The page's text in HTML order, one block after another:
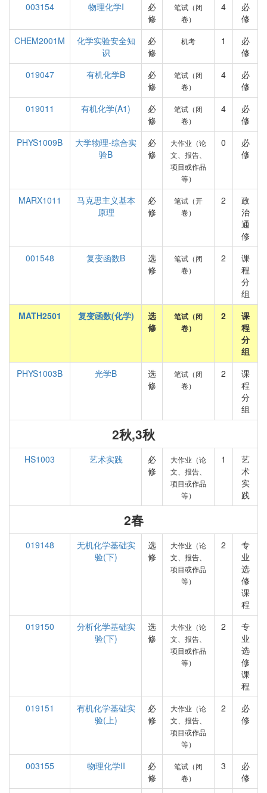
003154
物理化学I
必
修
笔试（闭
卷）
4
必
修
CHEM2001M
化学实验安全知
识
必
修
机考 1
必
修
019047
有机化学B
必
修
笔试（闭
卷）
4
必
修
019011
有机化学(A1)
必
修
笔试（闭
卷）
4
必
修
PHYS1009B
大学物理-综合实
验B
必
修
大作业（论
文、报告、
项目或作品
等）
0
必
修
MARX1011
马克思主义基本
原理
必
修
笔试（开
卷）
2
政
治
通
修
001548
复变函数B
选
修
笔试（闭
卷）
2
课
程
分
组
MATH2501
复变函数(化学)
选
修
笔试（闭
卷）
2
课
程
分
组
PHYS1003B
光学B
选
修
笔试（闭
卷）
2
课
程
分
组
2秋,3秋
HS1003 艺术实践
必
修
大作业（论
文、报告、
项目或作品
等）
1
艺
术
实
践
2春
019148
无机化学基础实
验(下)
选
修
大作业（论
文、报告、
项目或作品
等）
2
专
业
选
修
课
程
019150
分析化学基础实
验(下)
选
修
大作业（论
文、报告、
项目或作品
等）
2
专
业
选
修
课
程
019151
有机化学基础实
验(上)
必
修
大作业（论
文、报告、
项目或作品
等）
2
必
修
003155 物理化学II
必
修
笔试（闭
卷）
3
必
修